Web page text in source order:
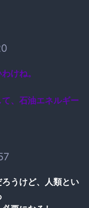
けね。
、石油エネルギー
うけど、人類とい